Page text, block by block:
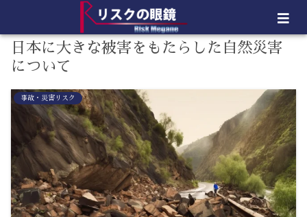
日本に大きな被害をもたらした自然災害
について
事故・災害リスク